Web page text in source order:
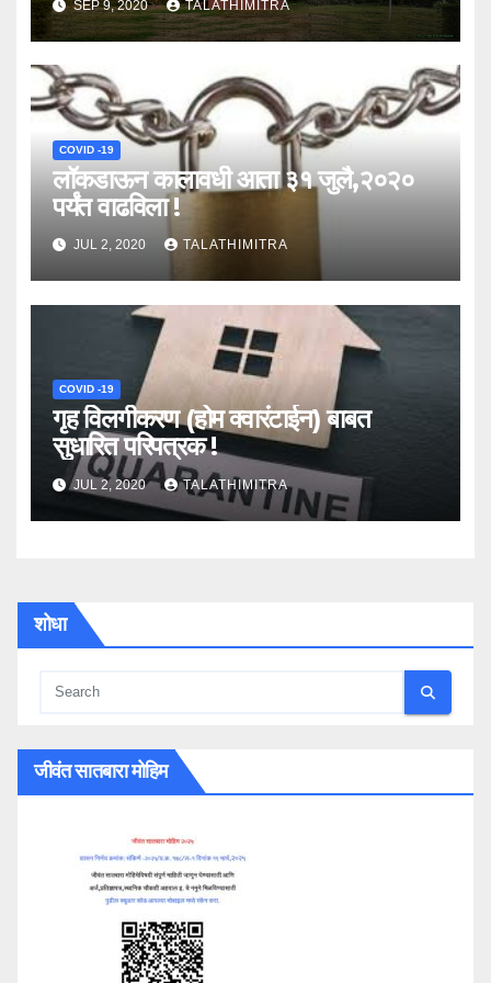
SEP 9, 2020 TALATHIMITRA
COVID -19
लॉकडाऊन कालावधी आता ३१ जुलै,२०२०
पर्यंत वाढविला !
JUL 2, 2020 TALATHIMITRA
COVID -19
गृह विलगीकरण (होम क्वारंटाईन) बाबत
सुधारित परिपत्रक !
JUL 2, 2020 TALATHIMITRA
शोधा
जीवंत सातबारा मोहिम